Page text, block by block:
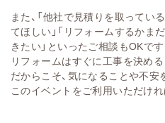
また、「他社で見積りを取ってい
てほしい」「リフォームするか
きたい」といったご相談もOKです
リフォームはすぐに工事を決め
だからこそ、気になることや不安
このイベントをご利用いただけれ